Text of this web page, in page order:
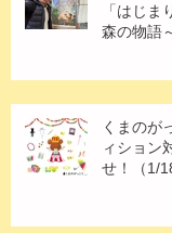
「はじま
森の物語
くまのが
ィション
せ！（1/